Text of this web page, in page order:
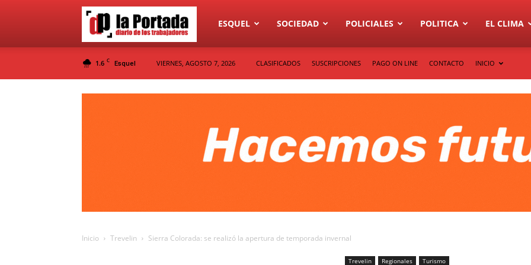
Diario
La
ESQUEL SOCIEDAD POLICIALES POLITICA EL CLIMA
1.6 C Esquel VIERNES, AGOSTO 7, 2026 CLASIFICADOS SUSCRIPCIONES PAGO ON LINE CONTACTO INICIO
Inicio Trevelin Sierra Colorada: se realizó la apertura de temporada invernal
Trevelin Regionales Turismo